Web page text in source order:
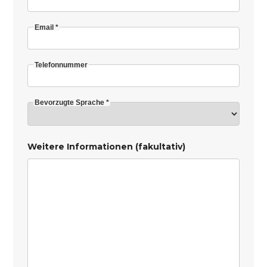
Email *
Telefonnummer
Bevorzugte Sprache *
Weitere Informationen (fakultativ)